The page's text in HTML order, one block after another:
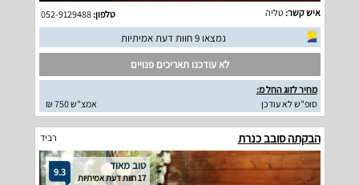
איש קשר: טליה טלפון:052-9129488
נמצאו 9 חוות דעת אמיתיות
לא עודכנו תאריכים פנויים
מחיר לזוג החל מ:
סופ"ש לא עודכן
אמצ"ש 750 ₪
הבקתה סובב כנרת רביד
9.3 טוב מאוד
17 חוות דעת אמיתיות